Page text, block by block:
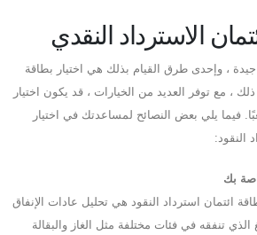
الاسترداد النقدي
جيدة ، وإحدى طرق القيام بذلك هي اختيار بطاقة
ذلك ، مع توفر العديد من الخيارات ، قد يكون اختيار
فيما يلي بعض النصائح لمساعدتك في اختيار
النقود:
ائتمان استرداد النقود هي تحليل عادات الإنفاق
الذي تنفقه في فئات مختلفة مثل الغاز والبقالة